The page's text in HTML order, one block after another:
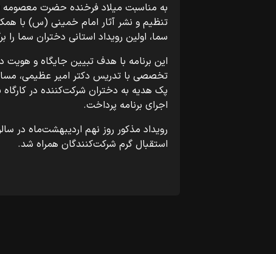
به مناسبت میلاد فرخنده حضرت معصومه
تنظیم و نشر آثار امام خمینی (س) با
سما، اولین رویداد استانی دختران سما را
این برنامه با هدف تبیین جایگاه و هویت
تخصصی با تدریس دکتر امیر عظیمی،
پک هدیه به دختران شرکت‌کننده در
اجرای برنامه پرداخت.
رویداد مذکور روز نهم اردیبهشت‌ماه در
استقبال گرم شرکت‌کنندگان همراه شد.